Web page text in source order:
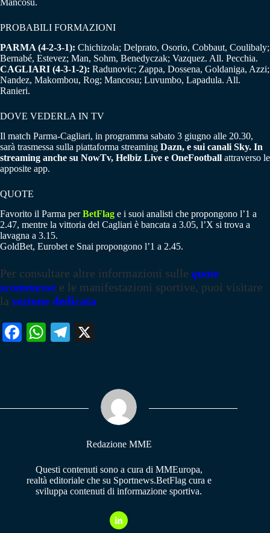
Mancosu.
PROBABILI FORMAZIONI
PARMA (4-2-3-1): Chichizola; Delprato, Osorio, Cobbaut, Coulibaly;
Bernabé, Estevez; Man, Sohm, Benedyczak; Vazquez. All. Pecchia.
CAGLIARI (4-3-1-2): Radunovic; Zappa, Dossena, Goldaniga, Azzi;
Nandez, Makombou, Rog; Mancosu; Luvumbo, Lapadula. All.
Ranieri.
DOVE VEDERLA IN TV
Il match Parma-Cagliari, in programma sabato 3 giugno alle 20.30,
sarà trasmessa sulla piattaforma streaming Dazn, e sui canali Sky. In
streaming anche su NowTv, Helbiz Live e OneFootball attraverso le
apposite app.
QUOTE
Favorito il Parma perBetFlag e i suoi analisti che propongono l’1 a
2.47, mentre la vittoria del Cagliari è bancata a 3.05, l’X si trova a
lavagna a 3.15.
GoldBet, Eurobet e Snai propongono l’1 a 2.45.
Per consultare altre informazioni sulle quote
scommesse e le manifestazioni sportive, puoi visitare
la sezione dedicata
Fa W
pp
Te
m
Redazione MME
Questi contenuti sono a cura di MMEuropa,
realtà editoriale che su Sportnews.BetFlag cura e
sviluppa contenuti di informazione sportiva.